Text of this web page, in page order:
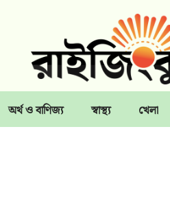
অর্থ ও বাণিজ্য স্বাস্থ্য খেলা